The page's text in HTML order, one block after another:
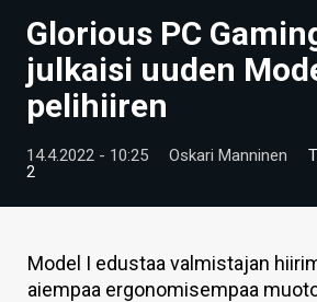
UUTISET
ARTIKKELIT
VIDEOT
HINTA.FI
Glorious PC
julkaisi uuden
pelihiiren
14.4.2022 - 10:25 Oskari Manninen
2
Model I edustaa valmistajan
aiempaa ergonomisempaa